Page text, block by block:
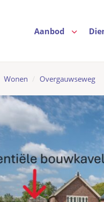
Aanbod
Wonen / Overgauwseweg